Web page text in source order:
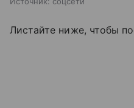
Листайте ниже, чтобы